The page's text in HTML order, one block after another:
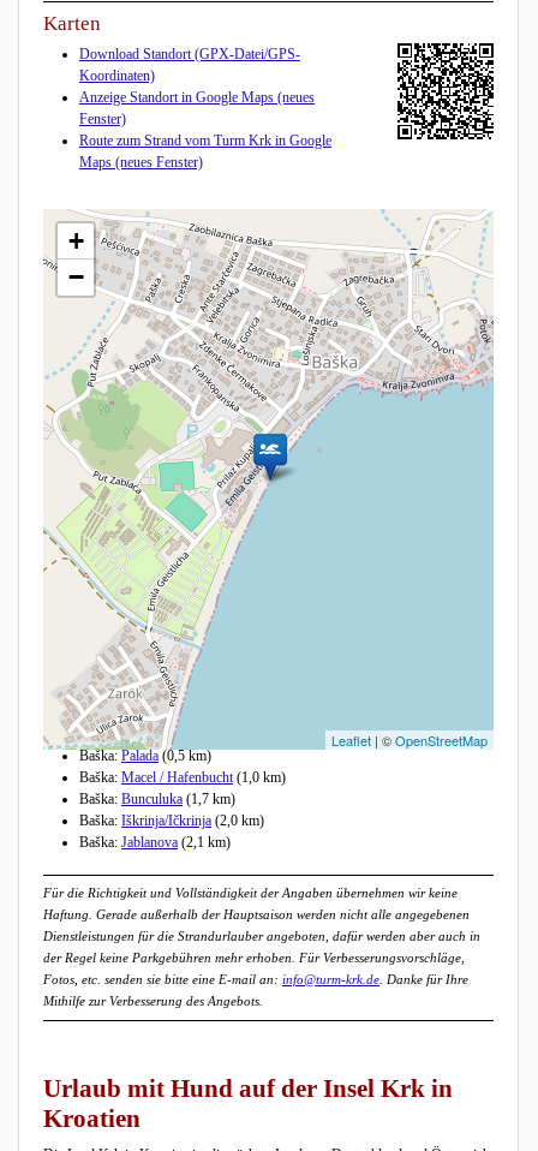
Karten
Download Standort (GPX-Datei/GPS-
Koordinaten)
Anzeige Standort in Google Maps (neues
Fenster)
Route zum Strand vom Turm Krk in Google
Maps (neues Fenster)
+
−
Leaflet | ©OpenStreetMap
Andere Strände in der Nähe
Baška: Palada (0,5 km)
Baška: Macel / Hafenbucht(1,0 km)
Baška: Bunculuka (1,7 km)
Baška: Iškrinja/Ičkrinja (2,0 km)
Baška: Jablanova (2,1 km)
Für die Richtigkeit und Vollständigkeit der Angaben übernehmen wir keine
Haftung. Gerade außerhalb der Hauptsaison werden nicht alle angegebenen
Dienstleistungen für die Strandurlauber angeboten, dafür werden aber auch in
der Regel keine Parkgebühren mehr erhoben. Für Verbesserungsvorschläge,
Fotos, etc. senden sie bitte eine E-mail an: info@turm-krk.de . Danke für Ihre
Mithilfe zur Verbesserung des Angebots.
Urlaub mit Hund auf der Insel Krk in
Kroatien